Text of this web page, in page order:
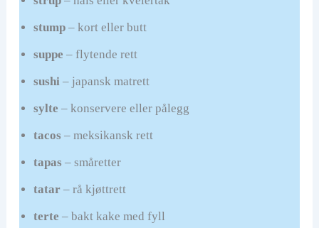
stump– kort eller butt
suppe – flytende rett
sushi– japansk matrett
sylte – konservere eller pålegg
tacos – meksikansk rett
tapas – småretter
tatar – rå kjøttrett
terte – bakt kake med fyll